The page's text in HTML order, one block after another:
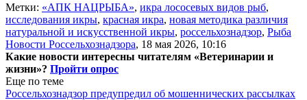
Метки: «АПК НАЦРЫБА», икра лососевых видов рыб,
исследования икры, красная икра, новая методика различия
натуральной и искусственной икры, россельхознадзор, Рыба
Новости Россельхознадзора, 18 мая 2026, 10:16
Какие новости интересны читателям «Ветеринарии и
жизни»? Пройти опрос
Еще по теме
Россельхознадзор предупредил об мошеннических рассылках